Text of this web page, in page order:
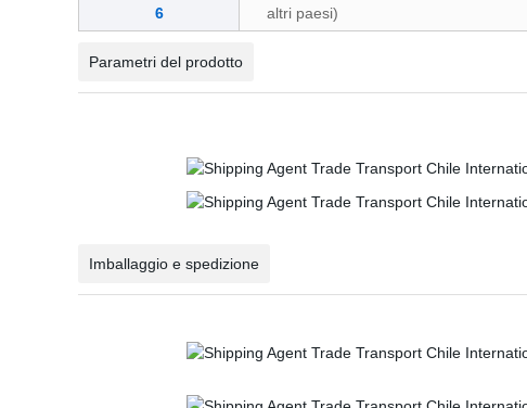
6
altri paesi)
Parametri del prodotto
Imballaggio e spedizione